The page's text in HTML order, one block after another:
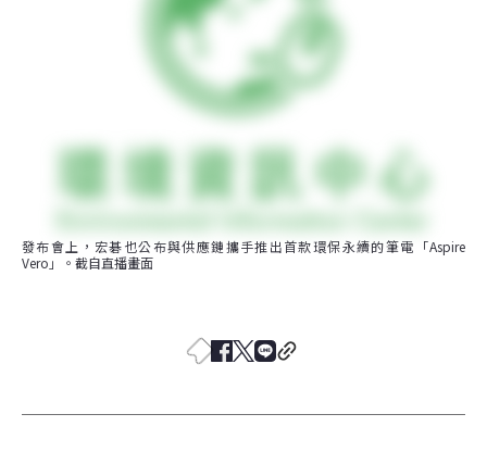
發布會上，宏碁也公布與供應鏈攜手推出首款環保永續的筆電「Aspire
Vero」。截自直播畫面